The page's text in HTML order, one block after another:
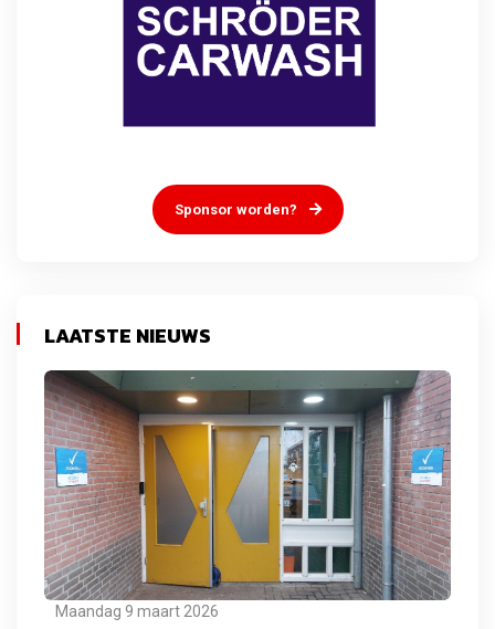
Sponsor worden?
LAATSTE NIEUWS
Maandag 9 maart 2026